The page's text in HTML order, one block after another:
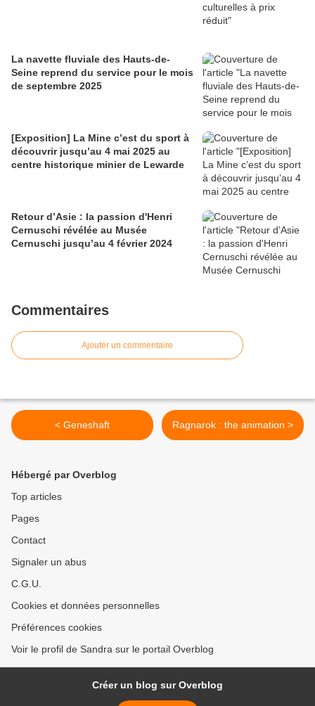
La navette fluviale des Hauts-de-
Seine reprend du service pour le mois
de septembre 2025
[Exposition] La Mine c’est du sport à
découvrir jusqu’au 4 mai 2025 au
centre historique minier de Lewarde
Retour d’Asie : la passion d'Henri
Cernuschi révélée au Musée
Cernuschi jusqu’au 4 février 2024
Commentaires
Ajouter un commentaire
< Geneshaft Ragnarok : the animation >
Hébergé par Overblog
Top articles
Pages
Contact
Signaler un abus
C.G.U.
Cookies et données personnelles
Préférences cookies
Voir le profil de Sandra sur le portail Overblog
Créer un blog sur Overblog